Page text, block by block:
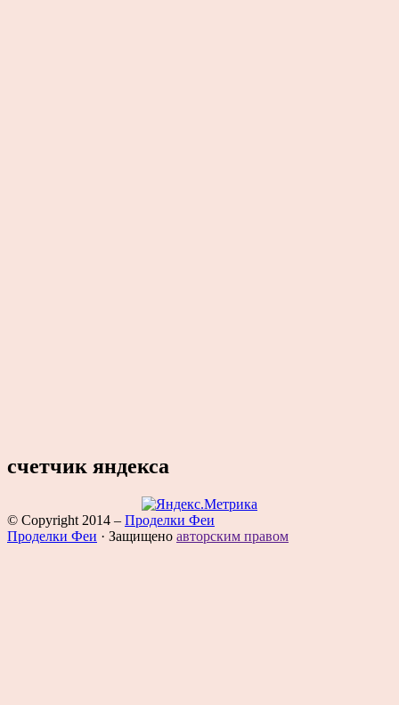
счетчик яндекса
© Copyright 2014 – Проделки Феи
Проделки Феи · Защищено авторским правом